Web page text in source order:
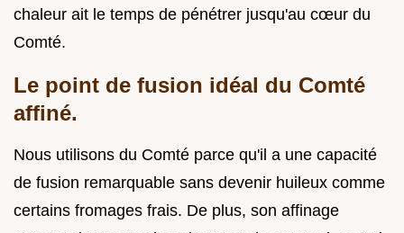
chaleur ait le temps de pénétrer jusqu'au cœur du
Comté.
Le point de fusion idéal du Comté
affiné.
Nous utilisons du Comté parce qu'il a une capacité
de fusion remarquable sans devenir huileux comme
certains fromages frais. De plus, son affinage